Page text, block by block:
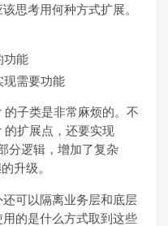
思考用何种方式扩展。
功能
现需要功能
子类是非常麻烦的。不
扩展点，还要实现
逻辑，增加了复杂
升级。
可以隔离业务层和底层
的是什么方式取到这些